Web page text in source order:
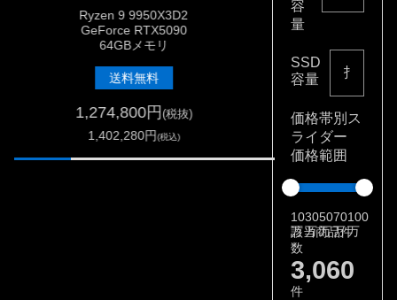
Ryzen 9 9950X3D2
GeForce RTX5090
64GBメモリ
送料無料
1,274,800円(税抜)
1,402,280円(税込)
Ryzen 7
369,800
406,780
容
量
SSD
容量
価格帯別ス
ライダー
価格範囲
10
万
30
万
50
万
70
万
100
万
該当商品件
数
3,060
件